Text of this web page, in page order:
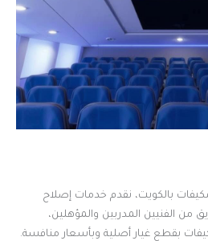
بالكويت، نقدم خدمات إصلاح
من الفنيين المدربين والمؤهلين،
بقطع غيار أصلية وبأسعار منافسة.